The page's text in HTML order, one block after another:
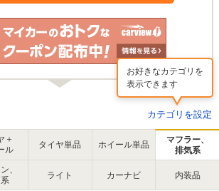
カテゴリを設定
お好きなカテゴリを
表示できます
＋
ル
タイヤ単品 ホイール単品
マフラー、
排気系
、
ライト カーナビ 内装品